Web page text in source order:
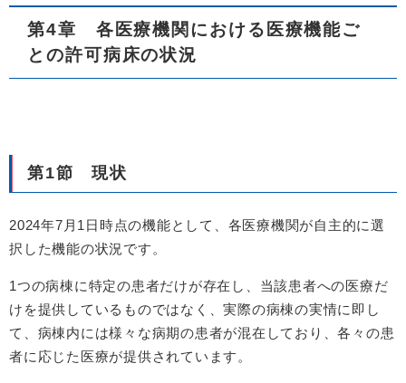
第4章 各医療機関における医療機能ご
との許可病床の状況
第1節 現状
2024年7月1日時点の機能として、各医療機関が自主的に選
択した機能の状況です。
1つの病棟に特定の患者だけが存在し、当該患者への医療だ
けを提供しているものではなく、実際の病棟の実情に即し
て、病棟内には様々な病期の患者が混在しており、各々の患
者に応じた医療が提供されています。